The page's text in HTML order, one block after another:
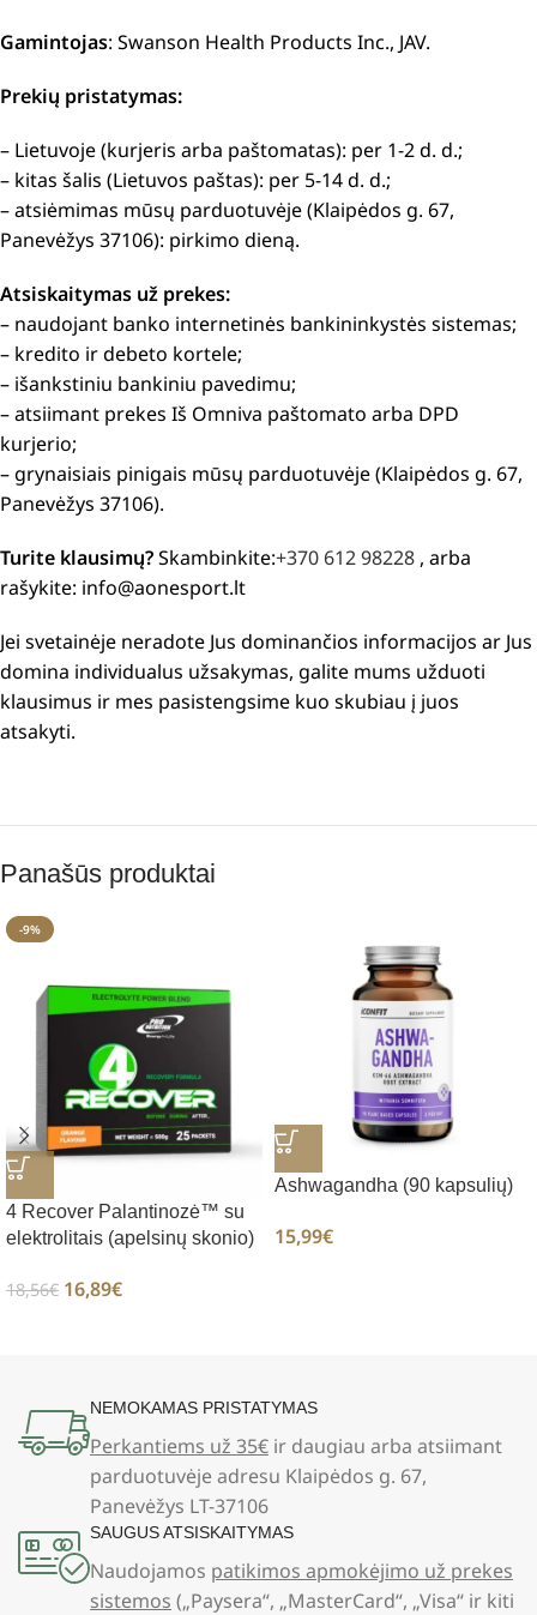
Gamintojas: Swanson Health Products Inc., JAV.
Prekių pristatymas:
– Lietuvoje (kurjeris arba paštomatas): per 1-2 d. d.;
– kitas šalis (Lietuvos paštas): per 5-14 d. d.;
– atsiėmimas mūsų parduotuvėje (Klaipėdos g. 67,
Panevėžys 37106): pirkimo dieną.
Atsiskaitymas už prekes:
– naudojant banko internetinės bankininkystės sistemas;
– kredito ir debeto kortele;
– išankstiniu bankiniu pavedimu;
– atsiimant prekes Iš Omniva paštomato arba DPD
kurjerio;
– grynaisiais pinigais mūsų parduotuvėje (Klaipėdos g. 67,
Panevėžys 37106).
Turite klausimų?Skambinkite:+370 612 98228 , arba
rašykite: info@aonesport.lt
Jei svetainėje neradote Jus dominančios informacijos ar Jus
domina individualus užsakymas, galite mums užduoti
klausimus ir mes pasistengsime kuo skubiau į juos
atsakyti.
Panašūs produktai
-9%
4 Recover Palantinozė™ su
elektrolitais (apelsinų skonio)
18,56€ 16,89€
Ashwagandha (90 kapsulių)
15,99€
NEMOKAMAS PRISTATYMAS
Perkantiems už 35€ ir daugiau arba atsiimant
parduotuvėje adresu Klaipėdos g. 67,
Panevėžys LT-37106
SAUGUS ATSISKAITYMAS
Naudojamos patikimos apmokėjimo už prekes
sistemos („Paysera“, „MasterCard“, „Visa“ ir kiti